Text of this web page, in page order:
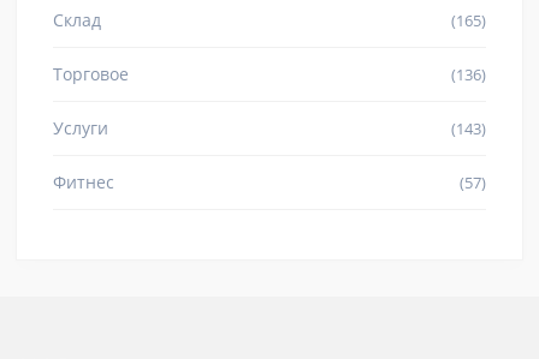
Склад (165)
Торговое (136)
Услуги (143)
Фитнес (57)